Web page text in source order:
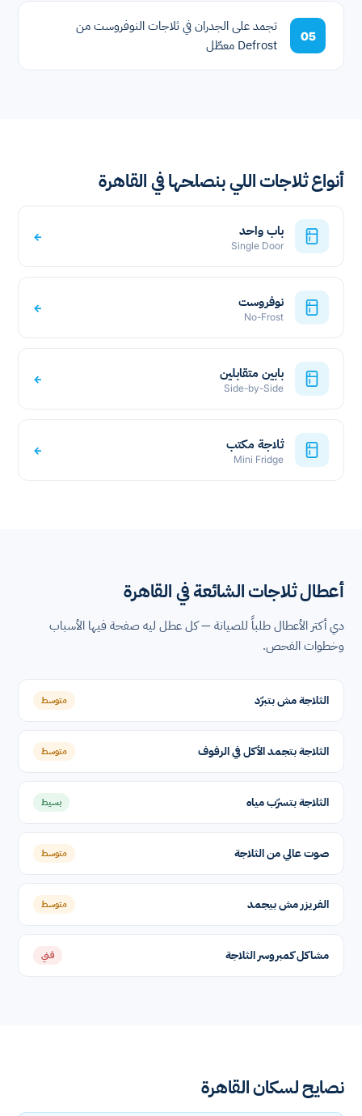
05
تجمد على الجدران في ثلاجات النوفروست من
Defrost معطّل
أنواع ثلاجات اللي بنصلحها في القاهرة
باب واحد
Single Door
←
نوفروست
No-Frost
←
بابين متقابلين
Side-by-Side
←
ثلاجة مكتب
Mini Fridge
←
أعطال ثلاجات الشائعة في القاهرة
دي أكتر الأعطال طلباً للصيانة — كل عطل ليه صفحة فيها الأسباب
وخطوات الفحص.
الثلاجة مش بتبرّد متوسط
الثلاجة بتجمد الأكل في الرفوف متوسط
الثلاجة بتسرّب مياه بسيط
صوت عالي من الثلاجة متوسط
الفريزر مش بيجمد متوسط
مشاكل كمبروسر الثلاجة فني
نصايح لسكان القاهرة